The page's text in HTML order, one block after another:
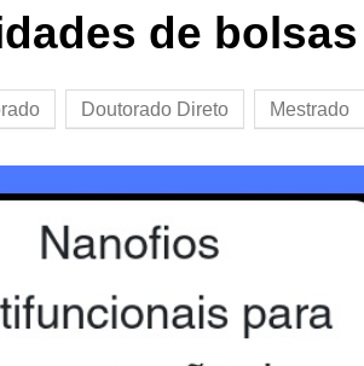
de bolsas
Doutorado Direto Mestrado